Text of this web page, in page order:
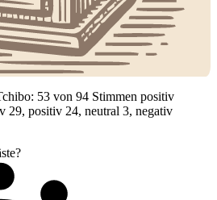
53 von 94 Stimmen positiv
29, positiv 24, neutral 3, negativ